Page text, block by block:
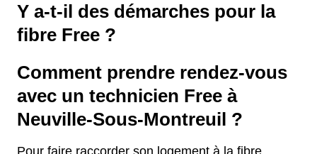
Y a-t-il des démarches pour la
fibre Free ?
Comment prendre rendez-vous
avec un technicien Free à
Neuville-Sous-Montreuil ?
Pour faire raccorder son logement à la fibre